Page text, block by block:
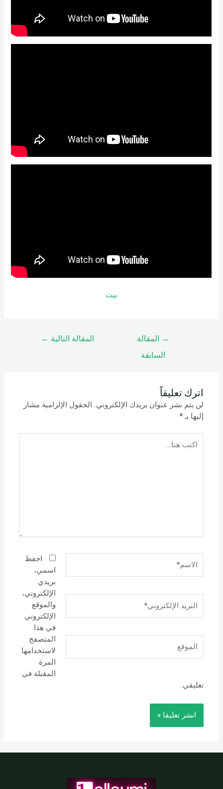
بيت
→
المقالة
السابقة
المقالة التالية ←
اترك تعليقاً
لن يتم نشر عنوان بريدك الإلكتروني. الحقول الإلزامية مشار
إليها بـ*
هنا...
الإلكتروني*
احفظ
اسمي،
بريدي
الإلكتروني،
والموقع
الإلكتروني
في هذا
المتصفح
لاستخدامها
المرة
المقبلة في
تعليقي.